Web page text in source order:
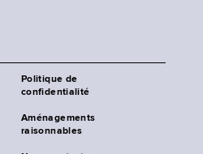
Politique de
confidentialité
Aménagements
raisonnables